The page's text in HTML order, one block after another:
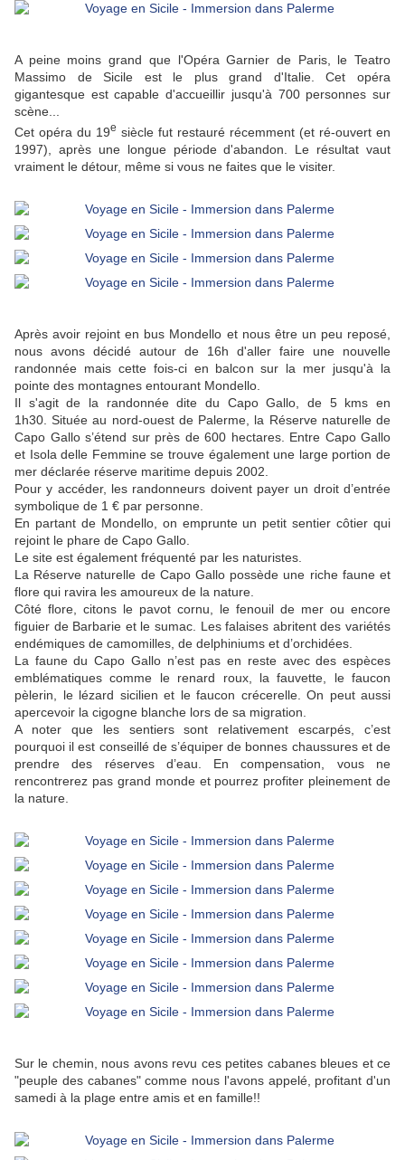
A peine moins grand que l'Opéra Garnier de Paris, le Teatro
Massimo de Sicile est le plus grand d'Italie. Cet opéra
gigantesque est capable d'accueillir jusqu'à 700 personnes sur
scène...
Cet opéra du 19e siècle fut restauré récemment (et ré-ouvert en
1997), après une longue période d'abandon. Le résultat vaut
vraiment le détour, même si vous ne faites que le visiter.
Après avoir rejoint en bus Mondello et nous être un peu reposé,
nous avons décidé autour de 16h d'aller faire une nouvelle
randonnée mais cette fois-ci en balcon sur la mer jusqu'à la
pointe des montagnes entourant Mondello.
Il s'agit de la randonnée dite du Capo Gallo, de 5 kms en
1h30. Située au nord-ouest de Palerme, la Réserve naturelle de
Capo Gallo s’étend sur près de 600 hectares. Entre Capo Gallo
et Isola delle Femmine se trouve également une large portion de
mer déclarée réserve maritime depuis 2002.
Pour y accéder, les randonneurs doivent payer un droit d’entrée
symbolique de 1 € par personne.
En partantde Mondello, on emprunte un petitsentier côtier qui
rejoint le phare de Capo Gallo
Le site est également fréquenté par les naturistes.
La Réserve naturelle de Capo Gallo possède une riche faune et
flore qui ravira les amoureux de la nature.
Côté flore , citons le pavot cornu , le fenouil de mer ou encore
figuier de Barbarie et lesumac . Les falaises abritent des variétés
endémiques de camomilles , de delphiniums et d’orchidées
La faune du Capo Gallo n’est pas en reste avec des espèces
emblématiques comme le renard roux, la fauvette, le faucon
pèlerin, le lézard sicilien et le faucon crécerelle. On peut aussi
apercevoir la cigogne blanche lors de sa migration.
A noter que les sentiers sont relativement escarpés, c’est
pourquoi il est conseillé de s’équiper de bonnes chaussureset de
prendre des réserves d’eau . En compensation, vous ne
rencontrerez pas grand monde et pourrez profiter pleinement de
la nature.
Sur le chemin, nous avons revu ces petites cabanes bleues et ce
"peuple des cabanes" comme nous l'avons appelé, profitant d'un
samedi à la plage entre amis et en famille!!